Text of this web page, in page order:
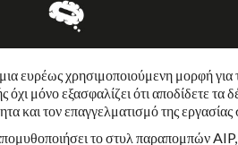
ευρέως χρησιμοποιούμενη μορφή
μόνο εξασφαλίζει ότι αποδίδετε τα
και τον επαγγελματισμό της εργασίας
το στυλ παραπομπών